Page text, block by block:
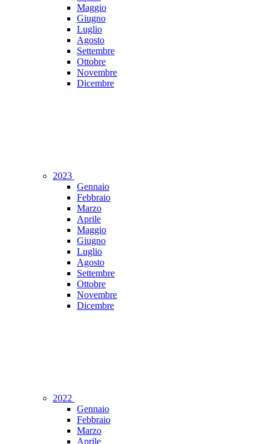
Maggio
Giugno
Luglio
Agosto
Settembre
Ottobre
Novembre
Dicembre
2023
Gennaio
Febbraio
Marzo
Aprile
Maggio
Giugno
Luglio
Agosto
Settembre
Ottobre
Novembre
Dicembre
2022
Gennaio
Febbraio
Marzo
Aprile